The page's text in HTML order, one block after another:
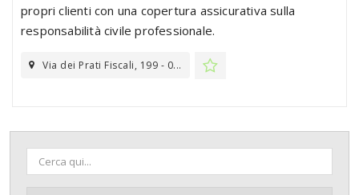
propri clienti con una copertura assicurativa sulla
responsabilità civile professionale.
Via dei Prati Fiscali, 199 - 0...